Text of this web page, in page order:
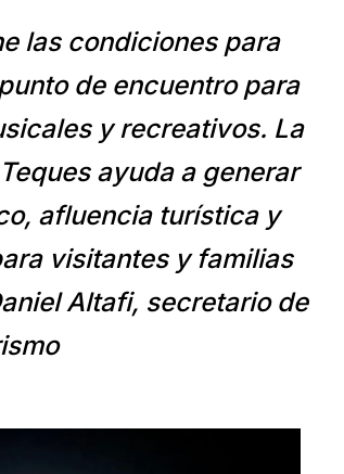
las condiciones para
de encuentro para
y recreativos. La
ayuda a generar
afluencia turística y
visitantes y familias
Altafi, secretario de